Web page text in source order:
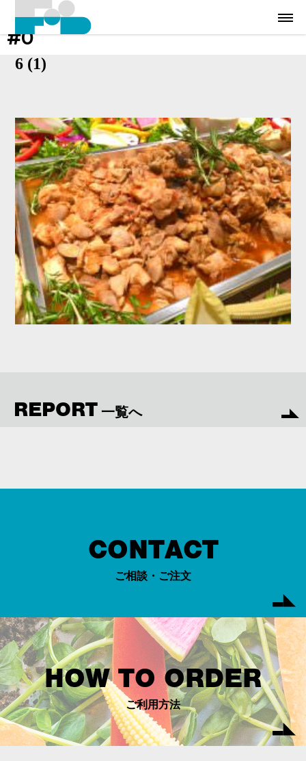
#0
6 (1)
REPORT 一覧へ
CONTACT
ご相談・ご注文
HOW TO ORDER
ご利用方法